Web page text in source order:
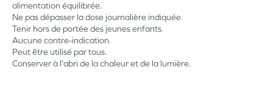
alimentation équilibrée.
Ne pas dépasser la dose journalière indiquée.
Tenir hors de portée des jeunes enfants.
Aucune contre-indication.
Peut être utilisé par tous.
Conserver à l'abri de la chaleur et de la lumière.